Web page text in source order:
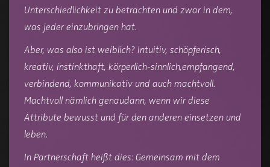
Unterschiedlichkeit zu betrachten und zwar in dem,
was jeder einzubringen hat.
Aber, was also ist weiblich? Intuitiv, schöpferisch,
kreativ, instinkthaft, körperlich-sinnlich,empfangend,
verbindend, kommunikativ und auch machtvoll.
Machtvoll nämlich genaudann, wenn wir diese
Attribute bewusst und für den anderen einsetzen und
leben.
In Partnerschaft heißt dies: Gemeinsam mit dem